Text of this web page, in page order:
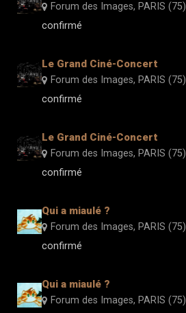
Forum des Images, PARIS (75)
confirmé
Le Grand Ciné-Concert
Forum des Images, PARIS (75)
confirmé
Le Grand Ciné-Concert
Forum des Images, PARIS (75)
confirmé
Qui a miaulé ?
Forum des Images, PARIS (75)
confirmé
Qui a miaulé ?
Forum des Images, PARIS (75)